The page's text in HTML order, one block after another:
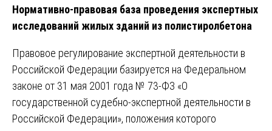
Нормативно-правовая база проведения экспертных
исследований жилых зданий из полистиролбетона
Правовое регулирование экспертной деятельности в
Российской Федерации базируется на Федеральном
законе от 31 мая 2001 года № 73-ФЗ «О
государственной судебно-экспертной деятельности в
Российской Федерации», положения которого